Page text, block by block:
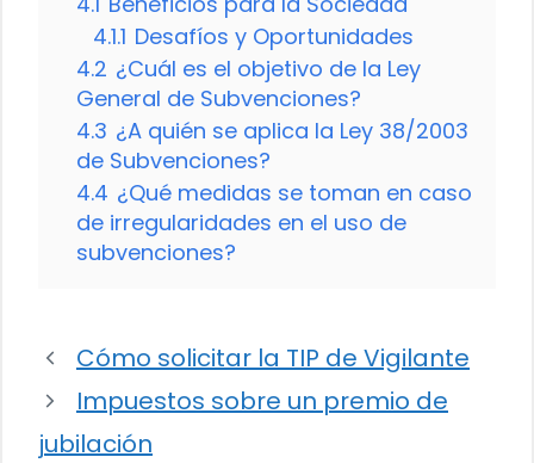
4.1.1 Desafíos y Oportunidades
4.2 ¿Cuál es el objetivo de la Ley
General de Subvenciones?
4.3 ¿A quién se aplica la Ley 38/2003
de Subvenciones?
4.4 ¿Qué medidas se toman en caso
de irregularidades en el uso de
subvenciones?
Cómo solicitar la TIP de Vigilante
Impuestos sobre un premio de
jubilación